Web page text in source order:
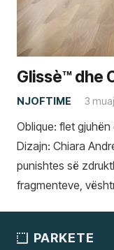
Glissè™ dhe
NJOFTIME 3
Oblique: flet
Dizajn: Chiara
punishtes së
fragmenteve,
PARKETE